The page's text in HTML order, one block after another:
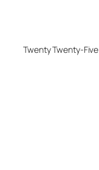
Twenty Twenty-Five